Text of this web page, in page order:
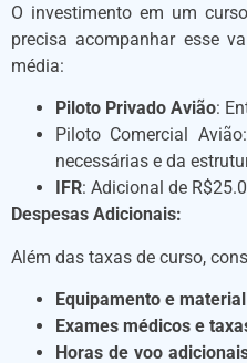
O investimento em um
precisa acompanhar esse
média:
Piloto Privado Avião:
Piloto Comercial
necessárias e da
IFR: Adicional de
Despesas Adicionais:
Além das taxas de curso,
Equipamento e
Exames médicos e
Horas de voo